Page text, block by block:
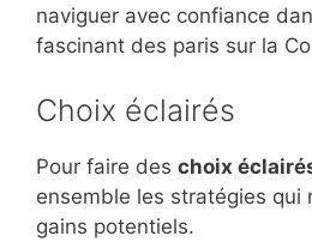
naviguer avec confiance
fascinant des paris sur la
Choix éclairés
Pour faire des choix
ensemble les stratégies qui
gains potentiels.